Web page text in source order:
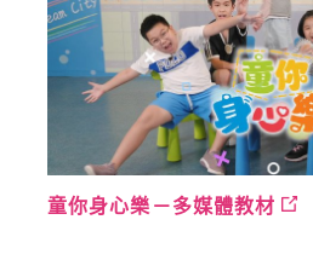
童你身心樂－多媒體教材